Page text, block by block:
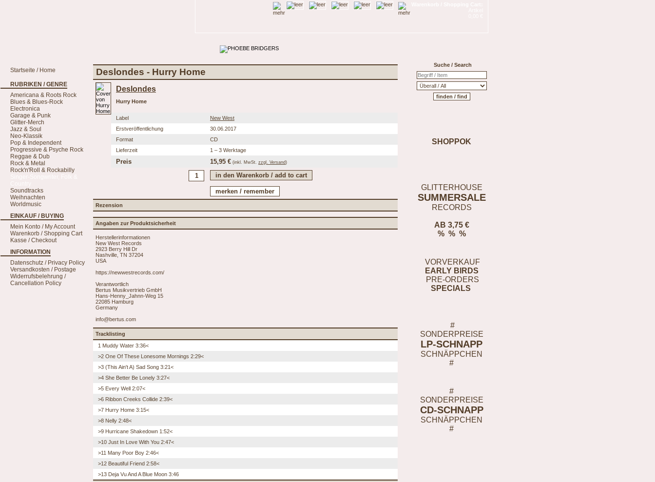
Suche / Search
SHOPPOK
GLITTERHOUSE
SUMMERSALE
RECORDS
AB 3,75 €
% % %
VORVERKAUF
EARLY BIRDS
PRE-ORDERS
SPECIALS
#
SONDERPREISE
LP-SCHNAPP
SCHNÄPPCHEN
#
#
SONDERPREISE
CD-SCHNAPP
SCHNÄPPCHEN
#
Startseite / Home
RUBRIKEN / GENRE
Americana & Roots Rock
Blues & Blues-Rock
Electronica
Garage & Punk
Glitter-Merch
Jazz & Soul
Neo-Klassik
Pop & Independent
Progressive & Psyche Rock
Reggae & Dub
Rock & Metal
Rock'n'Roll & Rockabilly
Soundtracks
Weihnachten
Worldmusic
EINKAUF / BUYING
Mein Konto / My Account
Warenkorb / Shopping Cart
Kasse / Checkout
INFORMATION
Datenschutz / Privacy Policy
Versandkosten / Postage
Widerrufsbelehrung /
Cancellation Policy
Deslondes - Hurry Home
Deslondes
Hurry Home
Label
New West
Erstveröffentlichung
30.06.2017
Format
CD
Lieferzeit
1 – 3 Werktage
Preis 15,95 € (inkl. MwSt. zzgl. Versand)
Rezension
Angaben zur Produktsicherheit
Herstellerinformationen
New West Records
2923 Berry Hill Dr
Nashville, TN 37204
USA
https://newwestrecords.com/
Verantwortlich
Bertus Musikvertrieb GmbH
Hans-Henny_Jahnn-Weg 15
22085 Hamburg
Germany
info@bertus.com
Tracklisting
1 Muddy Water 3:36<
>2 One Of These Lonesome Mornings 2:29<
>3 (This Ain't A) Sad Song 3:21<
>4 She Better Be Lonely 3:27<
>5 Every Well 2:07<
>6 Ribbon Creeks Collide 2:39<
>7 Hurry Home 3:15<
>8 Nelly 2:48<
>9 Hurricane Shakedown 1:52<
>10 Just In Love With You 2:47<
>11 Many Poor Boy 2:46<
>12 Beautiful Friend 2:58<
>13 Deja Vu And A Blue Moon 3:46